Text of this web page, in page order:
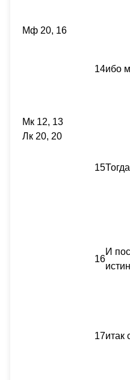
Мф 20, 16
14ибо
Мк 12, 13
Лк 20, 20
15
16
И
17итак